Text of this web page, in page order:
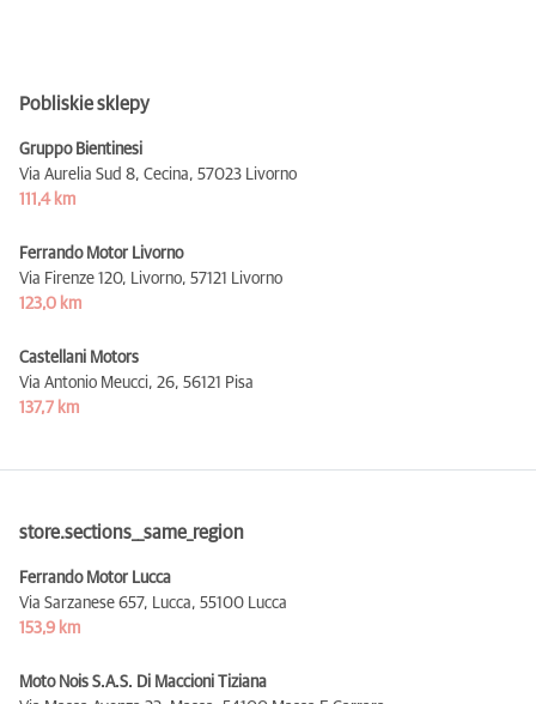
Pobliskie sklepy
Gruppo Bientinesi
Via Aurelia Sud 8, Cecina, 57023 Livorno
111,4 km
Ferrando Motor Livorno
Via Firenze 120, Livorno, 57121 Livorno
123,0 km
Castellani Motors
Via Antonio Meucci, 26, 56121 Pisa
137,7 km
store.sections__same_region
Ferrando Motor Lucca
Via Sarzanese 657, Lucca, 55100 Lucca
153,9 km
Moto Nois S.A.S. Di Maccioni Tiziana